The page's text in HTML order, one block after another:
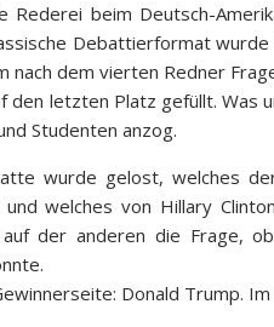
Rederei beim Deutsch-
Debattierformat
nach dem vierten Redner
den letzten Platz gefüllt. Was
Studenten anzog.
wurde gelost, welches
welches von Hillary
der anderen die Frage,
Donald Trump.